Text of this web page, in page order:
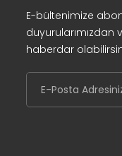
E-bültenimize
duyurularımızdan
haberdar